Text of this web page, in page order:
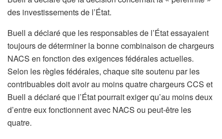
des investissements de l’État.
Buell a déclaré que les responsables de l’État essayaient
toujours de déterminer la bonne combinaison de chargeurs
NACS en fonction des exigences fédérales actuelles.
Selon les règles fédérales, chaque site soutenu par les
contribuables doit avoir au moins quatre chargeurs CCS et
Buell a déclaré que l’État pourrait exiger qu’au moins deux
d’entre eux fonctionnent avec NACS ou peut-être les
quatre.